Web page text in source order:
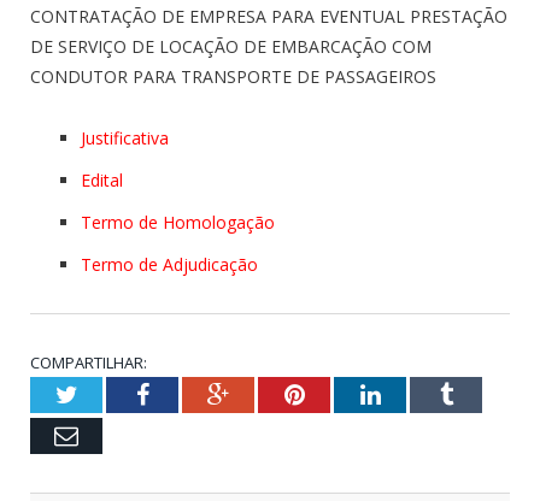
CONTRATAÇÃO DE EMPRESA PARA EVENTUAL PRESTAÇÃO
DE SERVIÇO DE LOCAÇÃO DE EMBARCAÇÃO COM
CONDUTOR PARA TRANSPORTE DE PASSAGEIROS
Justificativa
Edital
Termo de Homologação
Termo de Adjudicação
COMPARTILHAR:
TwitterFacebookGoogle+PinterestLinkedInTumblr
Email